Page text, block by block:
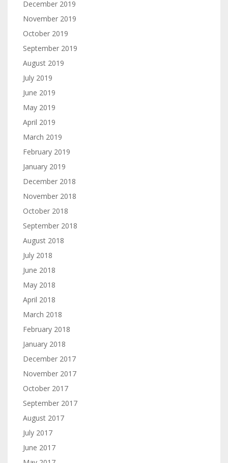
December 2019
November 2019
October 2019
September 2019
August 2019
July 2019
June 2019
May 2019
April 2019
March 2019
February 2019
January 2019
December 2018
November 2018
October 2018
September 2018
August 2018
July 2018
June 2018
May 2018
April 2018
March 2018
February 2018
January 2018
December 2017
November 2017
October 2017
September 2017
August 2017
July 2017
June 2017